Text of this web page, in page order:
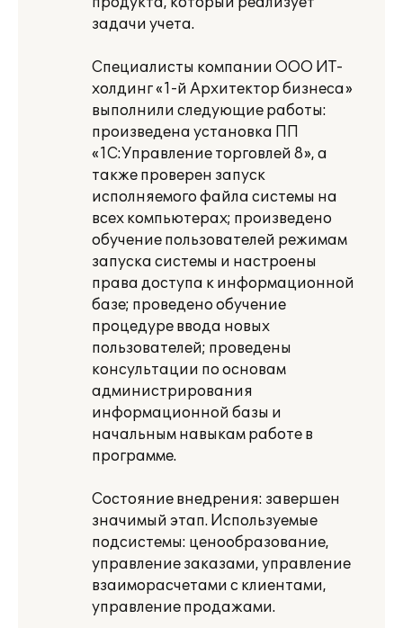
задачи учета.
Специалисты компании ООО ИТ-
холдинг «1-й Архитектор бизнеса»
выполнили следующие работы:
произведена установка ПП
«1С:Управление торговлей 8», а
также проверен запуск
исполняемого файла системы на
всех компьютерах; произведено
обучение пользователей режимам
запуска системы и настроены
права доступа к информационной
базе; проведено обучение
процедуре ввода новых
пользователей; проведены
консультации по основам
администрирования
информационной базы и
начальным навыкам работе в
программе.
Состояние внедрения: завершен
значимый этап. Используемые
подсистемы: ценообразование,
управление заказами, управление
взаиморасчетами с клиентами,
управление продажами.